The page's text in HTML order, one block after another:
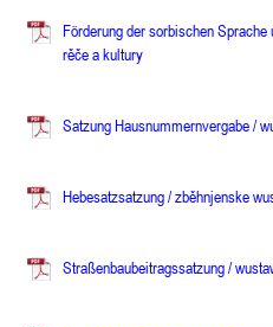
Förderung der sorbischen
rěče a kultury
Satzung Hausnummernvergabe /
Hebesatzsatzung / zběhnjenske
Straßenbaubeitragssatzung /